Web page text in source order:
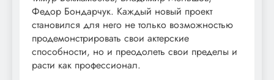
Федор Бондарчук. Каждый новый проект
становился для него не только возможностью
продемонстрировать свои актерские
способности, но и преодолеть свои пределы и
расти как профессионал.